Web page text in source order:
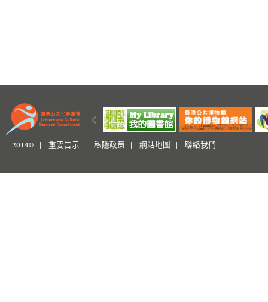
2014© | 重要告示 私隱政策 網站地圖 聯絡我們